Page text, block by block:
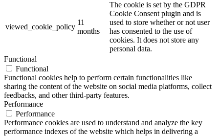
viewed_cookie_policy
11
months
The cookie is set by the GDPR
Cookie Consent plugin and is
used to store whether or not user
has consented to the use of
cookies. It does not store any
personal data.
Functional
Functional
Functional cookies help to perform certain functionalities like
sharing the content of the website on social media platforms, collect
feedbacks, and other third-party features.
Performance
Performance
Performance cookies are used to understand and analyze the key
performance indexes of the website which helps in delivering a